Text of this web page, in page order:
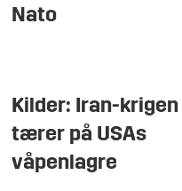
Nato
Kilder: Iran-krigen
tærer på USAs
våpenlagre